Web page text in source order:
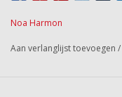
Noa Harmon
Aan verlanglijst toevoegen /